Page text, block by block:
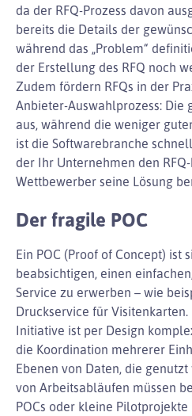
da der RFQ-Prozess davon
bereits die Details der
während das „Problem“
der Erstellung des RFQ noch
Zudem fördern RFQs in der
Anbieter-Auswahlprozess: Die
aus, während die weniger
ist die Softwarebranche
der Ihr Unternehmen den
Wettbewerber seine Lösung
Der fragile POC
Ein POC (Proof of Concept) ist
beabsichtigen, einen
Service zu erwerben – wie
Druckservice für
Initiative ist per Design
die Koordination mehrerer
Ebenen von Daten, die
von Arbeitsabläufen müssen
POCs oder kleine